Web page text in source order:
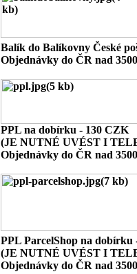
Balík do Balíkovny České
Objednávky do ČR nad
PPL na dobírku - 130 CZK
(JE NUTNÉ UVÉST I
Objednávky do ČR nad
PPL ParcelShop na dobírku
(JE NUTNÉ UVÉST I
Objednávky do ČR nad